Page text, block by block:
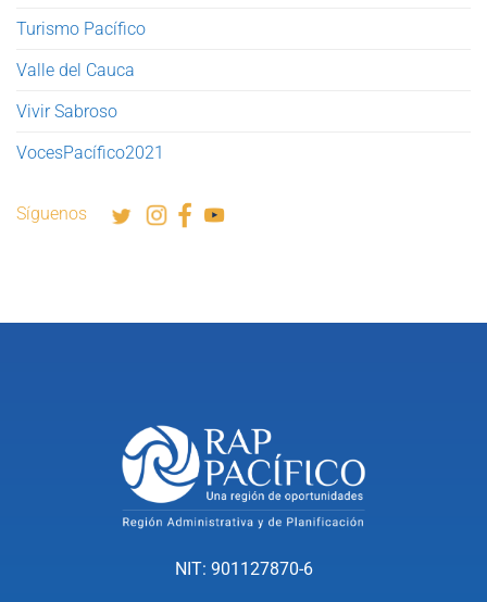
Turismo Pacífico
Valle del Cauca
Vivir Sabroso
VocesPacífico2021
Síguenos
NIT: 901127870-6